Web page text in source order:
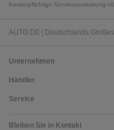
Kostenpflichtige Sonderausstattung
AUTO.DE | Deutschlands Großes
Unternehmen
Händler
Service
Bleiben Sie in Kontakt